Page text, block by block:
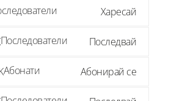
Харесай
Последователи Последвай
Абонати Абонирай се